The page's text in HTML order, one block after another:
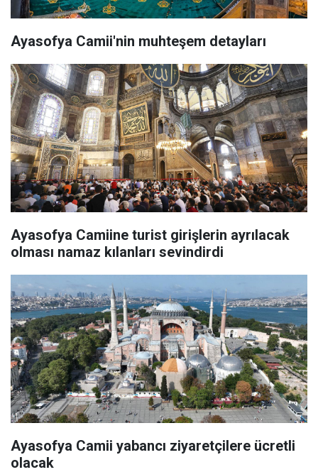
Ayasofya Camii'nin muhteşem detayları
Ayasofya Camiine turist girişlerin ayrılacak
olması namaz kılanları sevindirdi
Ayasofya Camii yabancı ziyaretçilere ücretli
olacak